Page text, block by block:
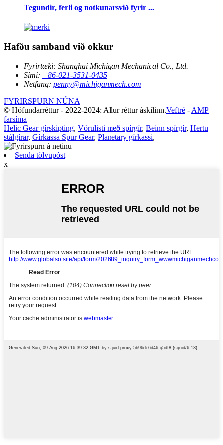
Tegundir, ferli og notkunarsvið fyrir ...
Hafðu samband við okkur
Fyrirtæki: Shanghai Michigan Mechanical Co., Ltd.
Sími: +86-021-3531-0435
Netfang: penny@michiganmech.com
FYRIRSPURN NÚNA
© Höfundarréttur - 2022-2024: Allur réttur áskilinn.Veftré - AMP
farsíma
Helic Gear gírskipting, Vörulisti með spírgír, Beinn spírgír, Hertu
stálgírar, Gírkassa Spur Gear, Planetary gírkassi,
Senda tölvupóst
x